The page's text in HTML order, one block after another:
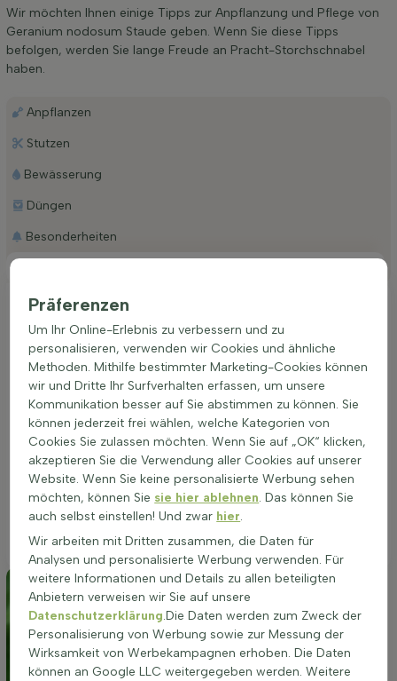
Wir möchten Ihnen einige Tipps zur Anpflanzung und Pflege von
Geranium nodosum Staude geben. Wenn Sie diese Tipps
befolgen, werden Sie lange Freude an Pracht-Storchschnabel
haben.
Anpflanzen
Stutzen
Bewässerung
Düngen
Besonderheiten
Ideale Platzierung einer Geranium nodosum
Diese anspruchslose Pflanze gedeiht in nahezu allen
Bodenarten, solange diese gut durchlässig sind. Die
Flexibilität in der Standortwahl macht sie zu einem
hervorragenden Kandidaten für vielfältige Gartenbereiche.
Von sonnigen bis zu schattigen Plätzen passt sich der
Sanikelblättrige Storchschnabel problemlos an. Für eine
optimale Entwicklung und reiche Blüte eignet sich ein
halbschattiger Standort am besten, da hier die Balance
zwischen Licht und Schatten das Wachstum und die
Blütenfarbe intensiviert. Bei der Pflanzung in Töpfen oder
Pflanzkübeln sollte auf eine gute Drainage geachtet werden,
um Staunässe zu vermeiden.
Präferenzen
Um Ihr Online-Erlebnis zu verbessern und zu
personalisieren, verwenden wir Cookies und ähnliche
Methoden. Mithilfe bestimmter Marketing-Cookies können
wir und Dritte Ihr Surfverhalten erfassen, um unsere
Kommunikation besser auf Sie abstimmen zu können. Sie
können jederzeit frei wählen, welche Kategorien von
Cookies Sie zulassen möchten. Wenn Sie auf „OK“ klicken,
akzeptieren Sie die Verwendung aller Cookies auf unserer
Website. Wenn Sie keine personalisierte Werbung sehen
möchten, können Sie sie hier ablehnen. Das können Sie
auch selbst einstellen! Und zwar hier.
Wir arbeiten mit Dritten zusammen, die Daten für
Analysen und personalisierte Werbung verwenden. Für
weitere Informationen und Details zu allen beteiligten
Anbietern verweisen wir Sie auf unsere
Datenschutzerklärung.Die Daten werden zum Zweck der
Personalisierung von Werbung sowie zur Messung der
Wirksamkeit von Werbekampagnen erhoben. Die Daten
können an Google LLC weitergegeben werden. Weitere